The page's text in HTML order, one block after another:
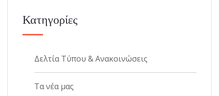
Κατηγορίες
Δελτία Τύπου & Ανακοινώσεις
Τα νέα μας